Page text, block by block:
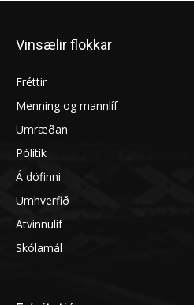
Vinsælir flokkar
Fréttir
Menning og mannlíf
Umræðan
Pólitík
Á döfinni
Umhverfið
Atvinnulíf
Skólamál